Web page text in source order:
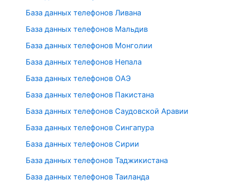
База данных телефонов Ливана
База данных телефонов Мальдив
База данных телефонов Монголии
База данных телефонов Непала
База данных телефонов ОАЭ
База данных телефонов Пакистана
База данных телефонов Саудовской Аравии
База данных телефонов Сингапура
База данных телефонов Сирии
База данных телефонов Таджикистана
База данных телефонов Таиланда